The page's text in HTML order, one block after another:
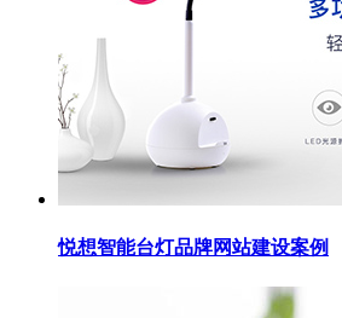
悦想智能台灯品牌网站建设案例